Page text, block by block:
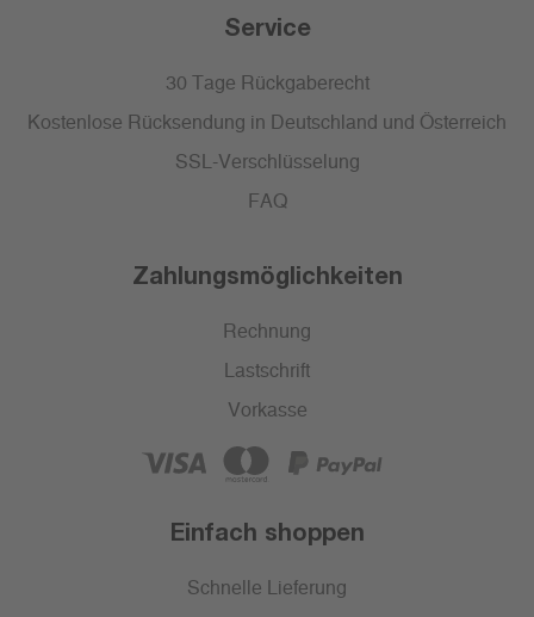
Service
30 Tage Rückgaberecht
Kostenlose Rücksendung in Deutschland und Österreich
SSL-Verschlüsselung
FAQ
Zahlungsmöglichkeiten
Rechnung
Lastschrift
Vorkasse
Einfach shoppen
Schnelle Lieferung